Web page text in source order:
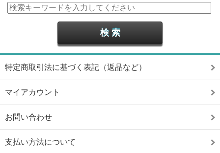
特定商取引法に基づく表記（返品など）
マイアカウント
お問い合わせ
支払い方法について